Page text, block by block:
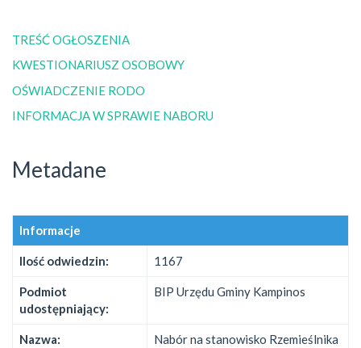
TREŚĆ OGŁOSZENIA
KWESTIONARIUSZ OSOBOWY
OŚWIADCZENIE RODO
INFORMACJA W SPRAWIE NABORU
Metadane
Informacje
Ilość odwiedzin: 1167
Podmiot
udostępniający:
BIP Urzędu Gminy Kampinos
Nazwa:
Nabór na stanowisko Rzemieślnika